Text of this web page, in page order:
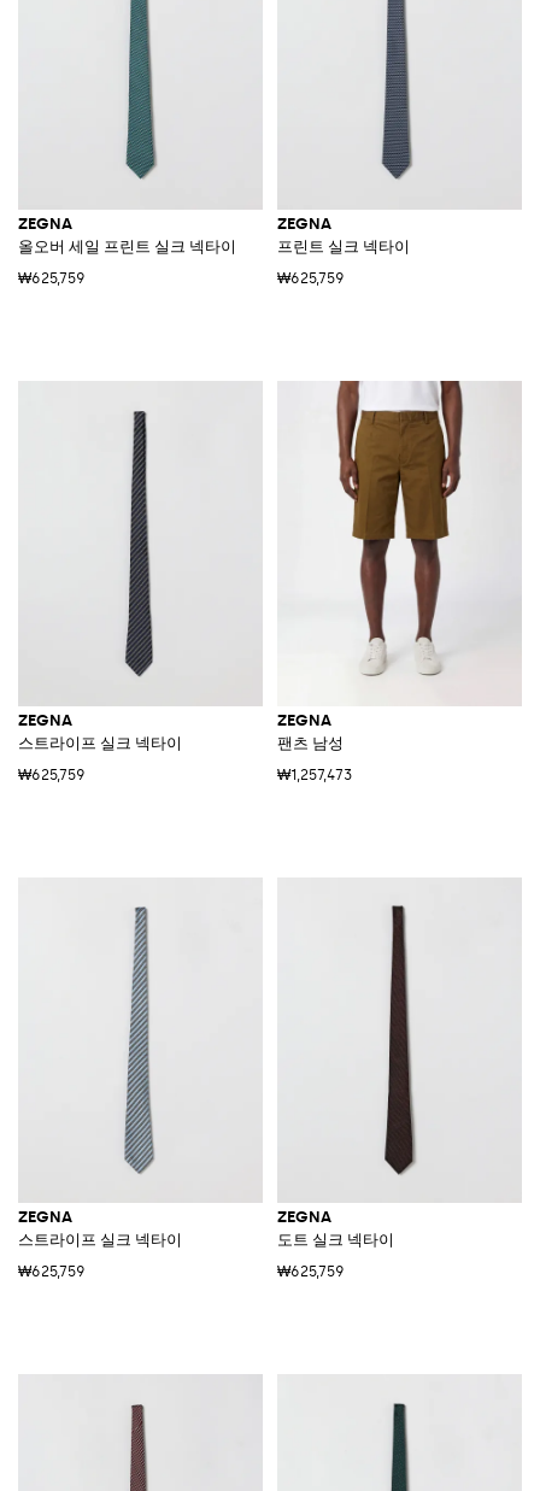
ZEGNA
올오버 세일 프린트 실크 넥타이
₩625,759
ZEGNA
프린트 실크 넥타이
₩625,759
ZEGNA
스트라이프 실크 넥타이
₩625,759
ZEGNA
팬츠 남성
₩1,257,473
ZEGNA
스트라이프 실크 넥타이
₩625,759
ZEGNA
도트 실크 넥타이
₩625,759